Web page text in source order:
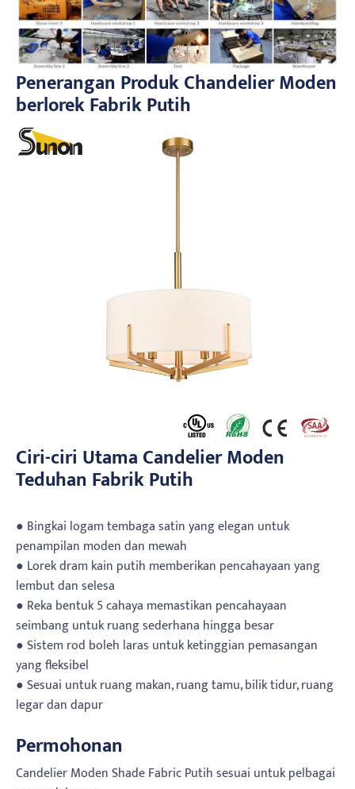
Penerangan Produk Chandelier Moden
berlorek Fabrik Putih
Ciri-ciri Utama Candelier Moden
Teduhan Fabrik Putih
● Bingkai logam tembaga satin yang elegan untuk
penampilan moden dan mewah
● Lorek dram kain putih memberikan pencahayaan yang
lembut dan selesa
● Reka bentuk 5 cahaya memastikan pencahayaan
seimbang untuk ruang sederhana hingga besar
● Sistem rod boleh laras untuk ketinggian pemasangan
yang fleksibel
● Sesuai untuk ruang makan, ruang tamu, bilik tidur, ruang
legar dan dapur
Permohonan
Candelier Moden Shade Fabric Putih sesuai untuk pelbagai